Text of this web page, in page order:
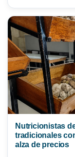
Nutricionistas
tradicionales
alza de precios